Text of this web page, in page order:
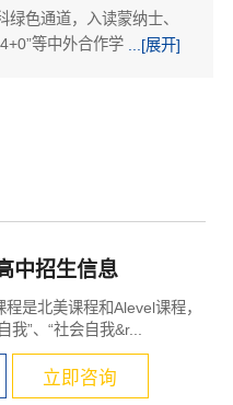
色通道，入读蒙纳士、
等中外合作学校。...[展开]
中招生信息
北美课程和Alevel课程，
我”、“社会自我&r...
立即咨询